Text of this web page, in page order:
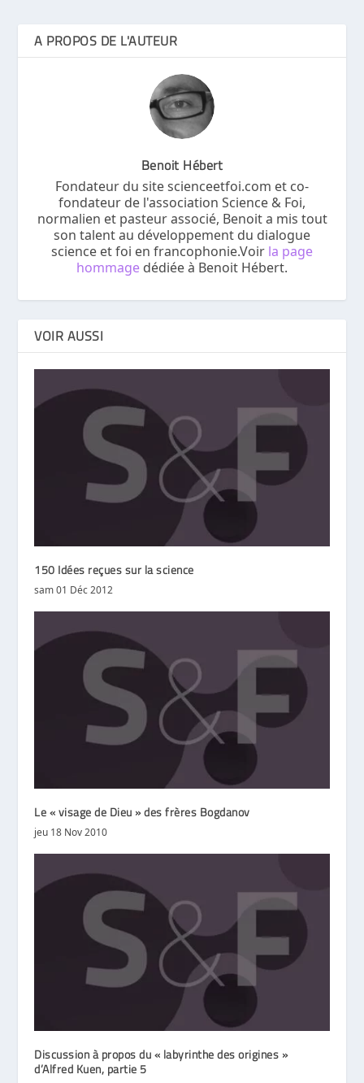
A PROPOS DE L'AUTEUR
Benoit Hébert
Fondateur du site scienceetfoi.com et co-
fondateur de l'association Science & Foi,
normalien et pasteur associé, Benoit a mis tout
son talent au développement du dialogue
science et foi en francophonie.Voir la page
hommage dédiée à Benoit Hébert.
VOIR AUSSI
150 Idées reçues sur la science
sam 01 Déc 2012
Le « visage de Dieu » des frères Bogdanov
jeu 18 Nov 2010
Discussion à propos du « labyrinthe des origines »
d’Alfred Kuen, partie 5